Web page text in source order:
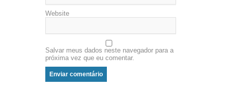
Website
Salvar meus dados neste navegador para a
próxima vez que eu comentar.